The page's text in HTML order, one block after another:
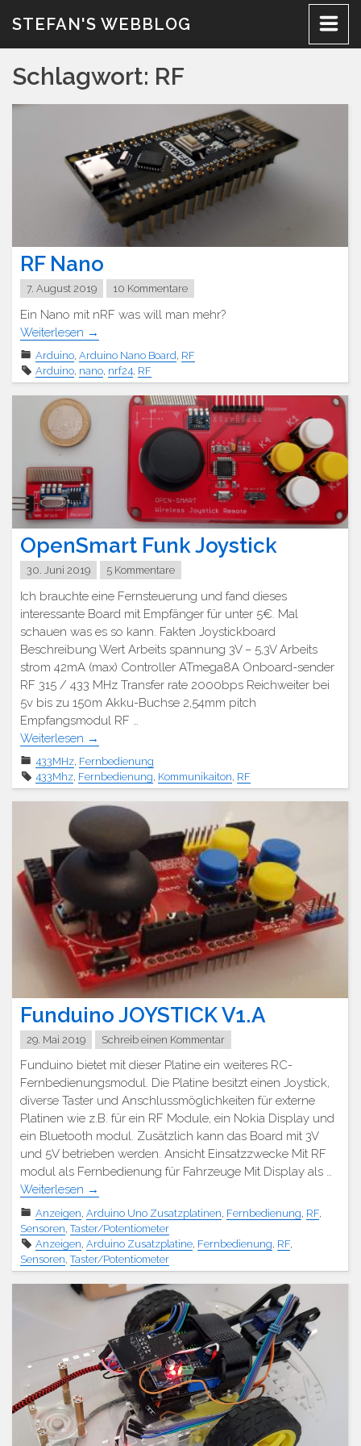
InhaltSTEFAN'S WEBBLOG
Schlagwort: RF
RF Nano
7. August 2019 10 Kommentare
Ein Nano mit nRF was will man mehr?
Weiterlesen →
Arduino, Arduino Nano Board, RF
Arduino, nano, nrf24, RF
OpenSmart Funk Joystick
30. Juni 2019 5 Kommentare
Ich brauchte eine Fernsteuerung und fand dieses
interessante Board mit Empfänger für unter 5€. Mal
schauen was es so kann. Fakten Joystickboard
Beschreibung Wert Arbeits spannung 3V – 5,3V Arbeits
strom 42mA (max) Controller ATmega8A Onboard-sender
RF 315 / 433 MHz Transfer rate 2000bps Reichweiter bei
5v bis zu 150m Akku-Buchse 2,54mm pitch
Empfangsmodul RF …
Weiterlesen →
433MHz, Fernbedienung
433Mhz, Fernbedienung, Kommunikaiton, RF
Funduino JOYSTICK V1.A
29. Mai 2019 Schreib einen Kommentar
Funduino bietet mit dieser Platine ein weiteres RC-
Fernbedienungsmodul. Die Platine besitzt einen Joystick,
diverse Taster und Anschlussmöglichkeiten für externe
Platinen wie z.B. für ein RF Module, ein Nokia Display und
ein Bluetooth modul. Zusätzlich kann das Board mit 3V
und 5V betrieben werden. Ansicht Einsatzzwecke Mit RF
modul als Fernbedienung für Fahrzeuge Mit Display als …
Weiterlesen →
Anzeigen Arduino Uno Zusatzplatinen Fernbedienung RF
Sensoren ,Taster/Potentiometer
Anzeigen Arduino Zusatzplatine Fernbedienung RF
Sensoren ,Taster/Potentiometer